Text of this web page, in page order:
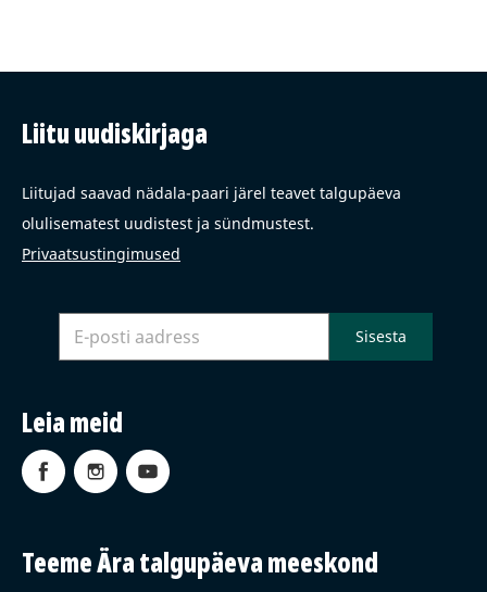
Liitu uudiskirjaga
Liitujad saavad nädala-paari järel teavet talgupäeva
olulisematest uudistest ja sündmustest.
Privaatsustingimused
Leia meid
Teeme Ära talgupäeva meeskond